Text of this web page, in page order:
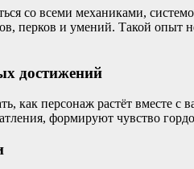
со всеми механиками,
перков и умений. Такой опыт
достижений
как персонаж растёт
формируют чувство